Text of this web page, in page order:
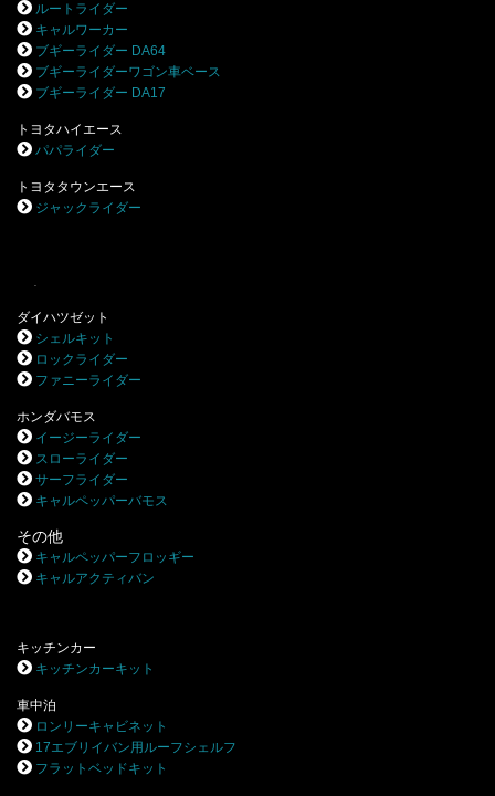
ルートライダー
キャルワーカー
ブギーライダー DA64
ブギーライダーワゴン車ベース
ブギーライダー DA17
トヨタハイエース
パパライダー
トヨタタウンエース
ジャックライダー
ダイハツゼット
シェルキット
ロックライダー
ファニーライダー
ホンダバモス
イージーライダー
スローライダー
サーフライダー
キャルペッパーバモス
その他
キャルペッパーフロッギー
キャルアクティバン
キッチンカー
キッチンカーキット
車中泊
ロンリーキャビネット
17エブリイバン用ルーフシェルフ
フラットベッドキット